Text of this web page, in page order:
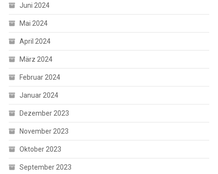
Juni 2024
Mai 2024
April 2024
März 2024
Februar 2024
Januar 2024
Dezember 2023
November 2023
Oktober 2023
September 2023